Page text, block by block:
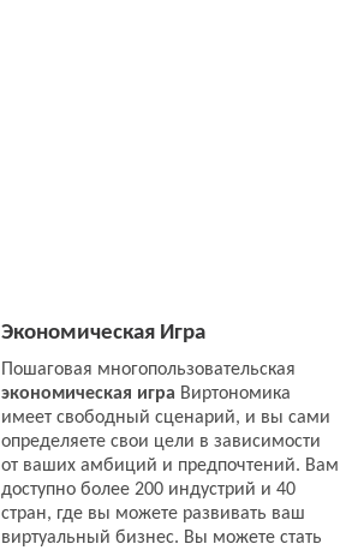
Экономическая Игра
Пошаговая многопользовательская
экономическая игра Виртономика
имеет свободный сценарий, и вы сами
определяете свои цели в зависимости
от ваших амбиций и предпочтений. Вам
доступно более 200 индустрий и 40
стран, где вы можете развивать ваш
виртуальный бизнес. Вы можете стать